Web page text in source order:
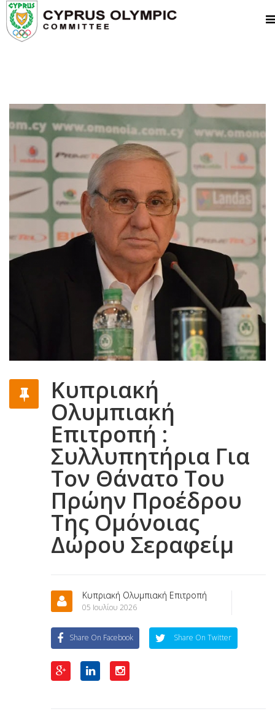
Κυπριακή
Ολυμπιακή
Επιτροπή :
Συλλυπητήρια Για
Τον Θάνατο Του
Πρώην Προέδρου
Της Ομόνοιας
Δώρου Σεραφείμ
Κυπριακή Ολυμπιακή Επιτροπή
05 Ιουλίου 2026
Share On Facebook Share On Twitter